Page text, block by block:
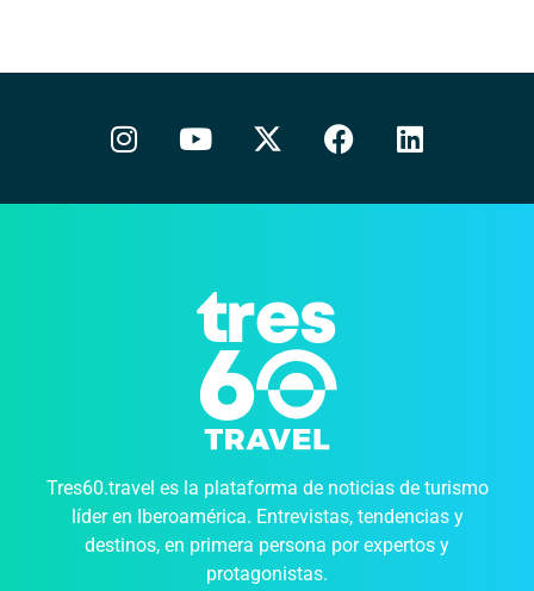
Tres60.travel es la plataforma de noticias de turismo
líder en Iberoamérica. Entrevistas, tendencias y
destinos, en primera persona por expertos y
protagonistas.